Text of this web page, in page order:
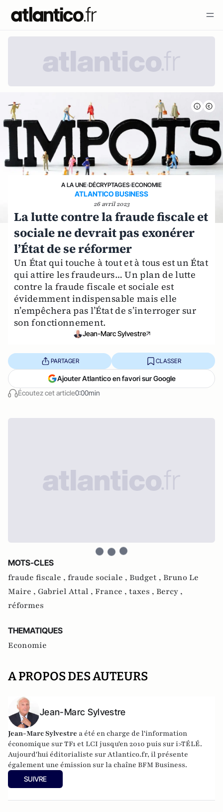
A LA UNE›DÉCRYPTAGES›ECONOMIE
ATLANTICO BUSINESS
26 avril 2023
La lutte contre la fraude fiscale et
sociale ne devrait pas exonérer
l’État de se réformer
Un État qui touche à tout et à tous est un État
qui attire les fraudeurs… Un plan de lutte
contre la fraude fiscale et sociale est
évidemment indispensable mais elle
n’empêchera pas l’État de s’interroger sur
son fonctionnement.
Jean-Marc Sylvestre
Écoutez cet article0:00min
PARTAGER CLASSER
Ajouter Atlantico en favori sur Google
MOTS-CLES
fraude fiscale , fraude sociale , Budget , Bruno Le
Maire , Gabriel Attal , France , taxes , Bercy ,
réformes
THEMATIQUES
Economie
A PROPOS DES AUTEURS
Jean-Marc Sylvestre
Jean-Marc Sylvestre a été en charge de l'information
économique sur TF1 et LCI jusqu'en 2010 puis sur i>TÉLÉ.
Aujourd'hui éditorialiste sur Atlantico.fr, il présente
également une émission sur la chaîne BFM Business.
SUIVRE